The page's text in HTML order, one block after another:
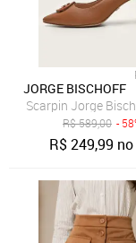
JORGE BISCHOFF
Scarpin Jorge
R$589,00 -
R$249,99